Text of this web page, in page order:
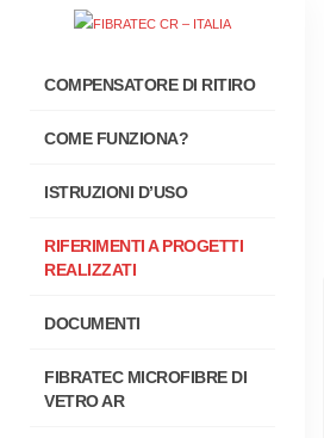
COMPENSATORE DI RITIRO
COME FUNZIONA?
ISTRUZIONI D’USO
RIFERIMENTI A PROGETTI
REALIZZATI
DOCUMENTI
FIBRATEC MICROFIBRE DI
VETRO AR